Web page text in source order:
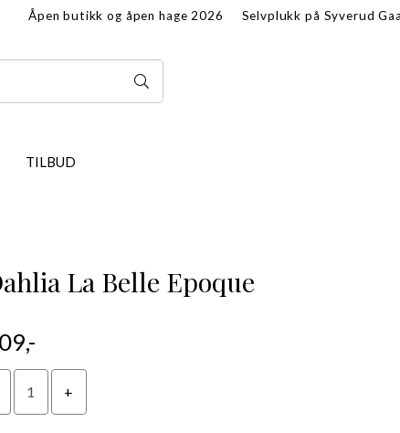
Åpen butikk og åpen hage 2026 Selvplukk på Syverud
TILBUD
La Belle Epoque